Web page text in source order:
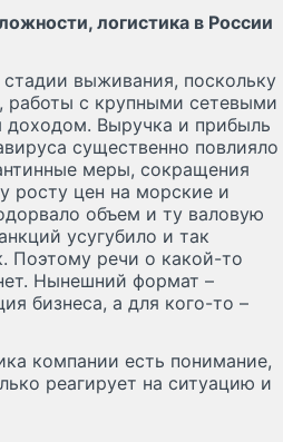
логистика в России
выживания, поскольку
работы с крупными сетевыми
Выручка и прибыль
существенно повлияло
меры, сокращения
росту цен на морские и
объем и ту валовую
усугубило и так
Поэтому речи о какой-то
Нынешний формат –
бизнеса, а для кого-то –
компании есть понимание,
реагирует на ситуацию и